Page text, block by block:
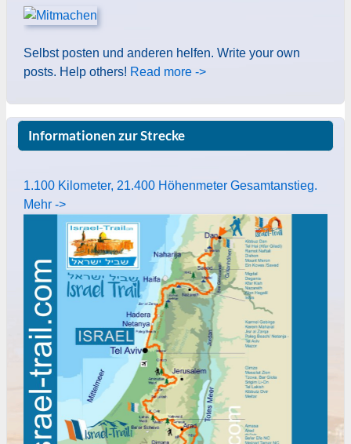
Selbst posten und anderen helfen. Write your own
posts. Help others! Read more ->
Informationen zur Strecke
1.100 Kilometer, 21.400 Höhenmeter Gesamtanstieg.
Mehr ->